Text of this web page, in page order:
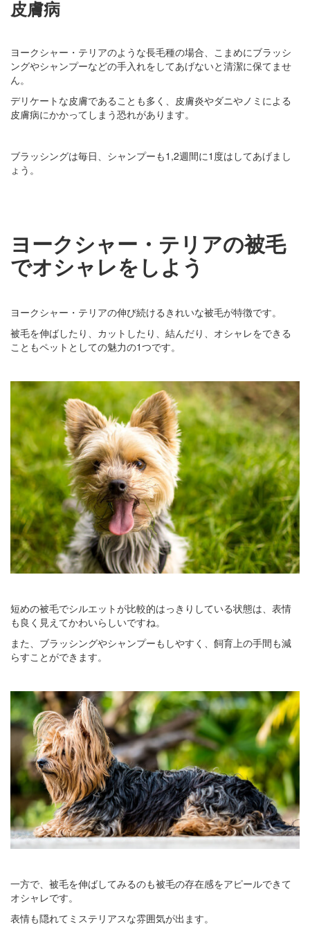
皮膚病
ヨークシャー・テリアのような長毛種の場合、こまめにブラッシ
ングやシャンプーなどの手入れをしてあげないと清潔に保てませ
ん。
デリケートな皮膚であることも多く、皮膚炎やダニやノミによる
皮膚病にかかってしまう恐れがあります。
ブラッシングは毎日、シャンプーも1,2週間に1度はしてあげまし
ょう。
ヨークシャー・テリアの被毛
でオシャレをしよう
ヨークシャー・テリアの伸び続けるきれいな被毛が特徴です。
被毛を伸ばしたり、カットしたり、結んだり、オシャレをできる
こともペットとしての魅力の1つです。
短めの被毛でシルエットが比較的はっきりしている状態は、表情
も良く見えてかわいらしいですね。
また、ブラッシングやシャンプーもしやすく、飼育上の手間も減
らすことができます。
一方で、被毛を伸ばしてみるのも被毛の存在感をアピールできて
オシャレです。
表情も隠れてミステリアスな雰囲気が出ます。